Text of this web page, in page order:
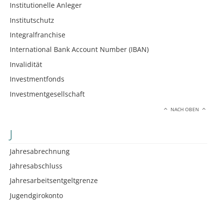
Institutionelle Anleger
Institutschutz
Integralfranchise
International Bank Account Number (IBAN)
Invalidität
Investmentfonds
Investmentgesellschaft
NACH OBEN
J
Jahresabrechnung
Jahresabschluss
Jahresarbeitsentgeltgrenze
Jugendgirokonto